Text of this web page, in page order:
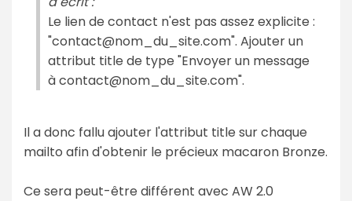
Le lien de contact n'est pas assez explicite :
"contact@nom_du_site.com". Ajouter un
attribut title de type "Envoyer un message
à contact@nom_du_site.com".
Il a donc fallu ajouter l'attribut title sur chaque
mailto afin d'obtenir le précieux macaron Bronze.
Ce sera peut-être différent avec AW 2.0